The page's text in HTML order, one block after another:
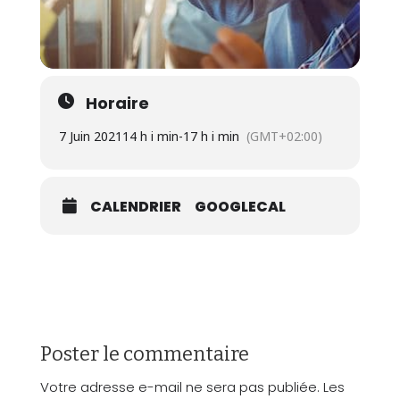
Horaire
7 Juin 2021 14 h i min-17 h i min (GMT+02:00)
CALENDRIER GOOGLECAL
Poster le commentaire
Votre adresse e-mail ne sera pas publiée. Les